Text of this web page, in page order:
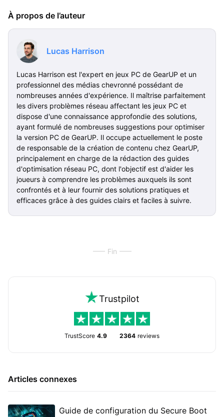
À propos de l’auteur
Lucas Harrison
Lucas Harrison est l'expert en jeux PC de GearUP et un
professionnel des médias chevronné possédant de
nombreuses années d'expérience. Il maîtrise parfaitement
les divers problèmes réseau affectant les jeux PC et
dispose d'une connaissance approfondie des solutions,
ayant formulé de nombreuses suggestions pour optimiser
la version PC de GearUP. Il occupe actuellement le poste
de responsable de la création de contenu chez GearUP,
principalement en charge de la rédaction des guides
d'optimisation réseau PC, dont l'objectif est d'aider les
joueurs à comprendre les problèmes auxquels ils sont
confrontés et à leur fournir des solutions pratiques et
efficaces grâce à des guides clairs et faciles à suivre.
Fin
Trustpilot
TrustScore 4.9 2364 reviews
Articles connexes
Guide de configuration du Secure Boot